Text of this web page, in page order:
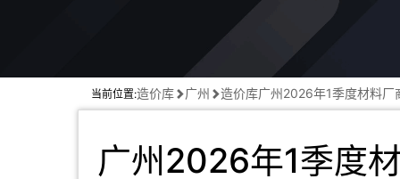
当前位置:造价库 广州 造价库广州2026年1季度材料
广州2026年1季度